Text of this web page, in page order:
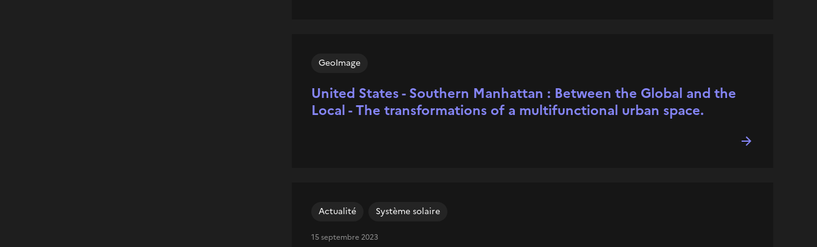
United States - Southern Manhattan : Between the Global and the
Local - The transformations of a multifunctional urban space.
GeoImage
Actualité Système solaire
15 septembre 2023